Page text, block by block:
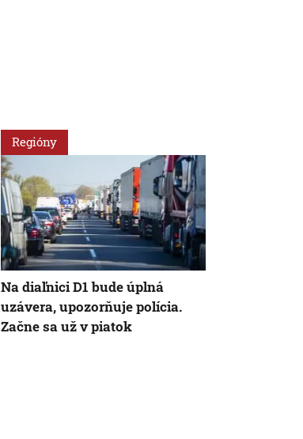
Regióny
Na diaľnici D1 bude úplná
uzávera, upozorňuje polícia.
Začne sa už v piatok